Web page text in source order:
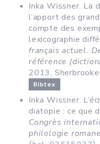
Inka Wissner. La
l’apport des
compte des
lexicographie
français actuel.
référence
2013,
Bibtex
Inka Wissner.
diatopie : ce que
Congrès
philologie